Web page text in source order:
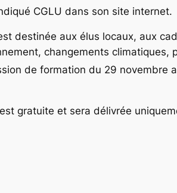
CGLU dans son site internet.
destinée aux élus locaux, aux
changements
de formation du 29 novembre
gratuite et sera délivrée